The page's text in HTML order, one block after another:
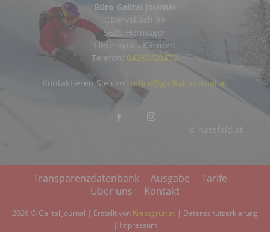
Büro Gailtal Journal
Obervellach 99
9620 Hermagor
Hermagor - Kärnten
Telefon: 04282/20472
© nassfeld.at
Kontaktieren Sie uns: office@gailtal-journal.at
Transparenzdatenbank Ausgabe
Tarife
Über uns
Kontakt
2026 © Gailtal Journal | Erstellt von Krassgrün.at | Datenschutzerklärung
| Impressum